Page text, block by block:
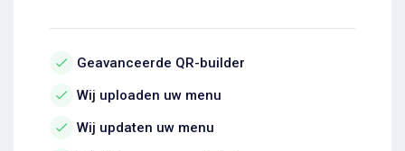
Geavanceerde QR-builder
Wij uploaden uw menu
Wij updaten uw menu